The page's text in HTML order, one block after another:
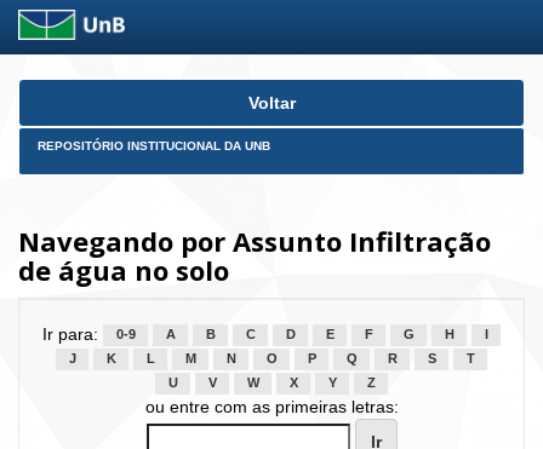
Skip
Voltar
REPOSITÓRIO INSTITUCIONAL DA UNB
Navegando por Assunto Infiltração
de água no solo
Ir para: 0-9 A B C D E F G H
J
K L M N O P Q R S
T
U
V W X Y Z
ou entre com as primeiras letras: